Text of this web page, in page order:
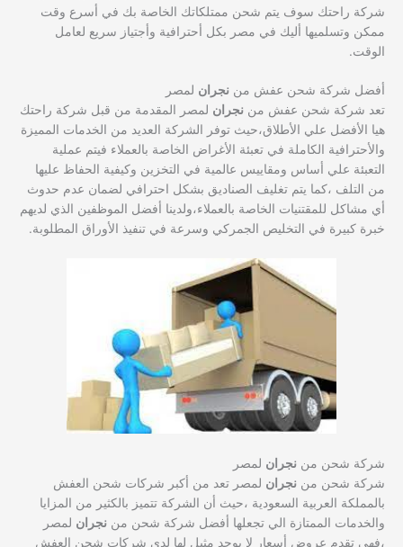
شركة راحتك سوف يتم شحن ممتلكاتك الخاصة بك في أسرع وقت
ممكن وتسلميها أليك في مصر بكل أحترافية وأجتياز سريع لعامل
الوقت.
أفضل شركة شحن عفش من نجران لمصر
تعد شركة شحن عفش من نجران لمصر المقدمة من قبل شركة راحتك
هيا الأفضل علي الأطلاق،حيث توفر الشركة العديد من الخدمات المميزة
والأحترافية الكاملة في تعبئة الأغراض الخاصة بالعملاء فيتم عملية
التعبئة علي أساس ومقاييس عالمية في التخزين وكيفية الحفاظ عليها
من التلف ،كما يتم تغليف الصناديق بشكل احترافي لضمان عدم حدوث
أي مشاكل للمقتنيات الخاصة بالعملاء،ولدينا أفضل الموظفين الذي لديهم
خبرة كبيرة في التخليص الجمركي وسرعة في تنفيذ الأوراق المطلوبة.
شركة شحن من نجران لمصر
شركة شحن من نجران لمصر تعد من أكبر شركات شحن العفش
بالمملكة العربية السعودية ،حيث أن الشركة تتميز بالكثير من المزايا
والخدمات الممتازة الي تجعلها أفضل شركة شحن من نجران لمصر
،فهي تقدم عروض أسعار لا يوجد مثيل لها لدي شركات شحن العفش